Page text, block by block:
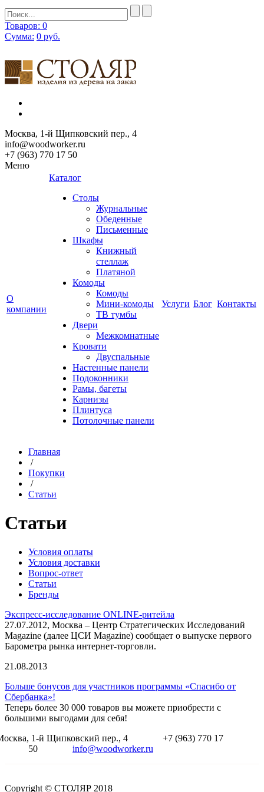
Товаров: 0
Сумма: 0 руб.
Москва, 1-й Щипковский пер., 4
info@woodworker.ru
+7 (963) 770 17 50
Меню
О
компании
Каталог
Столы
Журнальные
Обеденные
Письменные
Шкафы
Книжный
стеллаж
Платяной
Комоды
Комоды
Мини-комоды
ТВ тумбы
Двери
Межкомнатные
Кровати
Двуспальные
Настенные панели
Подоконники
Рамы, багеты
Карнизы
Плинтуса
Потолочные панели
Услуги Блог Контакты
Главная
/
Покупки
/
Статьи
Статьи
Условия оплаты
Условия доставки
Вопрос-ответ
Статьи
Бренды
Экспресс-исследование ONLINE-ритейла
27.07.2012, Москва – Центр Стратегических Исследований
Magazine (далее ЦСИ Magazine) сообщает о выпуске первого
Барометра рынка интернет-торговли.
21.08.2013
Больше бонусов для участников программы «Спасибо от
Сбербанка»!
Теперь более 30 000 товаров вы можете приобрести с
большими выгодами для себя!
1-й Щипковский пер., 4
+7 (963) 770 17
50
info@woodworker.ru
Copyright © СТОЛЯР 2018